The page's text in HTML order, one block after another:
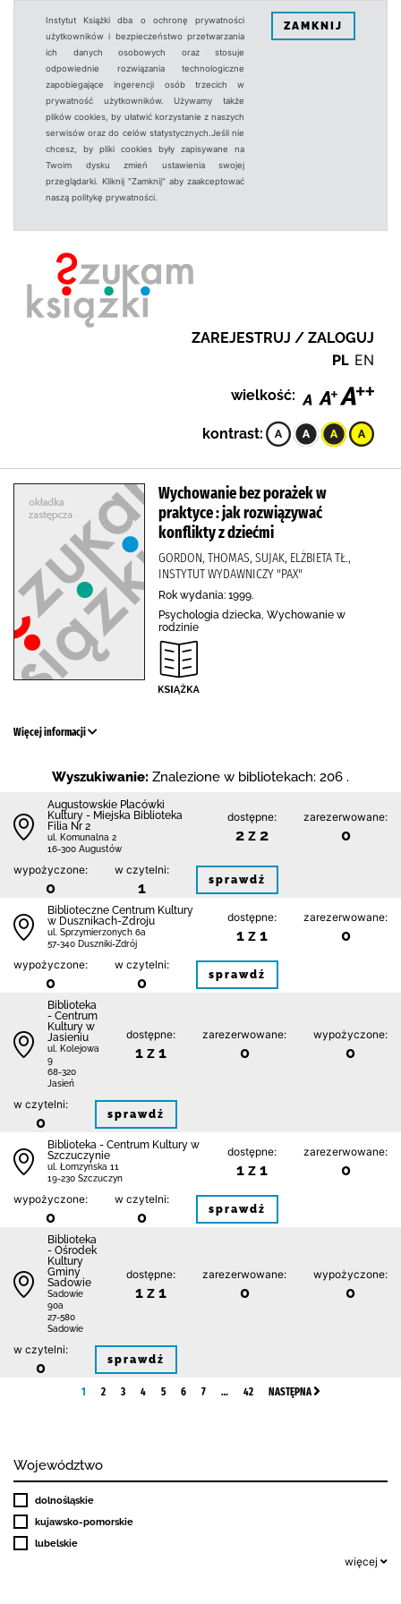
Instytut Książki dba o ochronę prywatności
użytkowników i bezpieczeństwo przetwarzania
ich danych osobowych oraz stosuje
odpowiednie rozwiązania technologiczne
zapobiegające ingerencji osób trzecich w
prywatność użytkowników. Używamy także
plików cookies, by ułatwić korzystanie z naszych
serwisów oraz do celów statystycznych.Jeśli nie
chcesz, by pliki cookies były zapisywane na
Twoim dysku zmień ustawienia swojej
przeglądarki. Kliknij "Zamknij" aby zaakceptować
naszą politykę prywatności.
ZAMKNIJ
ZAREJESTRUJ / ZALOGUJ
PL EN
wielkość:
kontrast:
Wychowanie bez porażek w
praktyce : jak rozwiązywać
konflikty z dziećmi
GORDON, THOMAS, SUJAK, ELŻBIETA TŁ.,
INSTYTUT WYDAWNICZY "PAX"
Rok wydania: 1999.
Psychologia dziecka, Wychowanie w
rodzinie
Więcej informacji
Wyszukiwanie: Znalezione w bibliotekach: 206 .
Augustowskie Placówki
Kultury - Miejska Biblioteka
Filia Nr 2
ul. Komunalna 2
16-300 Augustów
dostępne:
2 z 2
zarezerwowane:
0
wypożyczone:
0
w czytelni:
1 sprawdź
Biblioteczne Centrum Kultury
w Dusznikach-Zdroju
ul. Sprzymierzonych 6a
57-340 Duszniki-Zdrój
dostępne:
1 z 1
zarezerwowane:
0
wypożyczone:
0
w czytelni:
0 sprawdź
Biblioteka
- Centrum
Kultury w
Jasieniu
ul. Kolejowa
9
68-320
Jasień
dostępne:
1 z 1
zarezerwowane:
0
wypożyczone:
0
w czytelni:
0 sprawdź
Biblioteka - Centrum Kultury w
Szczuczynie
ul. Łomzyńska 11
19-230 Szczuczyn
dostępne:
1 z 1
zarezerwowane:
0
wypożyczone:
0
w czytelni:
0 sprawdź
Biblioteka
- Ośrodek
Kultury
Gminy
Sadowie
Sadowie
90a
27-580
Sadowie
dostępne:
1 z 1
zarezerwowane:
0
wypożyczone:
0
w czytelni:
0 sprawdź
1 2 3 4 5 6 7 … 42 NASTĘPNA
Województwo
dolnośląskie
kujawsko-pomorskie
lubelskie
więcej